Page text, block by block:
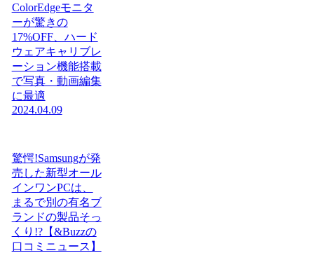
ColorEdgeモニタ
ーが驚きの
17%OFF、ハード
ウェアキャリブレ
ーション機能搭載
で写真・動画編集
に最適
2024.04.09
驚愕!Samsungが発
売した新型オール
インワンPCは、
まるで別の有名ブ
ランドの製品そっ
くり!?【&Buzzの
口コミニュース】